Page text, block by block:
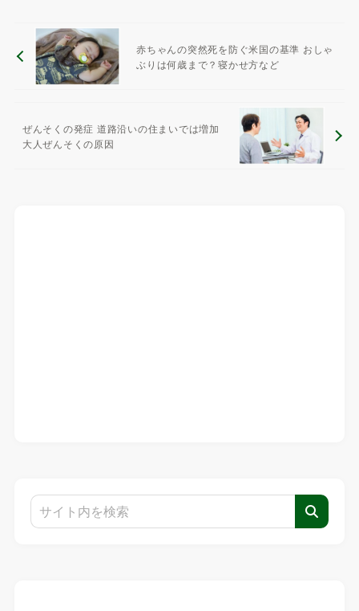
赤ちゃんの突然死を防ぐ米国の基準 おしゃ
ぶりは何歳まで？寝かせ方など
ぜんそくの発症 道路沿いの住まいでは増加
大人ぜんそくの原因